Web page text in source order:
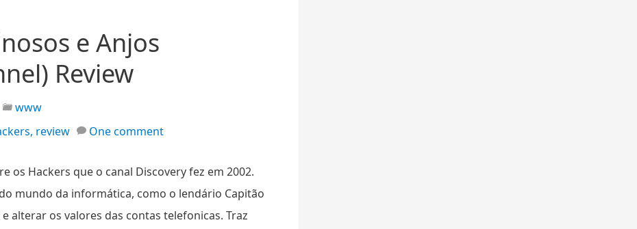
e Anjos
Review
www
, review One comment
os Hackers que o canal Discovery fez em 2002.
mundo da informática, como o lendário Capitão
alterar os valores das contas telefonicas. Traz